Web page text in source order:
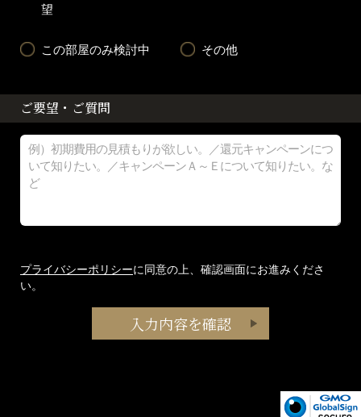
望
この部屋のみ検討中 その他
ご要望・ご質問
プライバシーポリシーに同意の上、確認画面にお進みくださ
い。